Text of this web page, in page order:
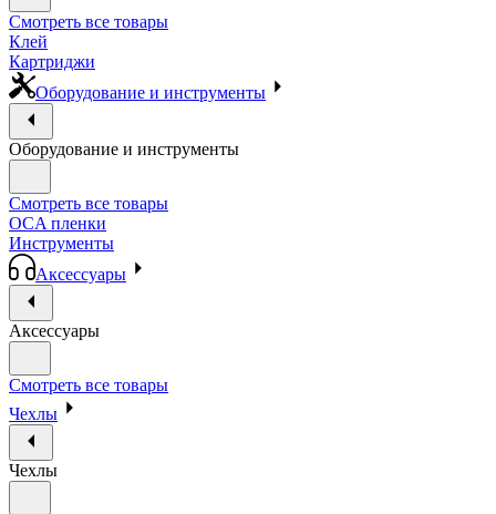
Смотреть все товары
Клей
Картриджи
Оборудование и инструменты
Оборудование и инструменты
Смотреть все товары
OCA пленки
Инструменты
Аксессуары
Аксессуары
Смотреть все товары
Чехлы
Чехлы